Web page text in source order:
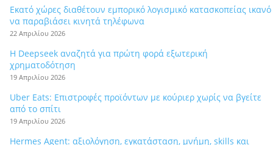
Εκατό χώρες διαθέτουν εμπορικό λογισμικό κατασκοπείας ικανό
να παραβιάσει κινητά τηλέφωνα
22 Απριλίου 2026
Η Deepseek αναζητά για πρώτη φορά εξωτερική
χρηματοδότηση
19 Απριλίου 2026
Uber Eats: Επιστροφές προϊόντων με κούριερ χωρίς να βγείτε
από το σπίτι
19 Απριλίου 2026
Hermes Agent: αξιολόγηση, εγκατάσταση, μνήμη, skills και